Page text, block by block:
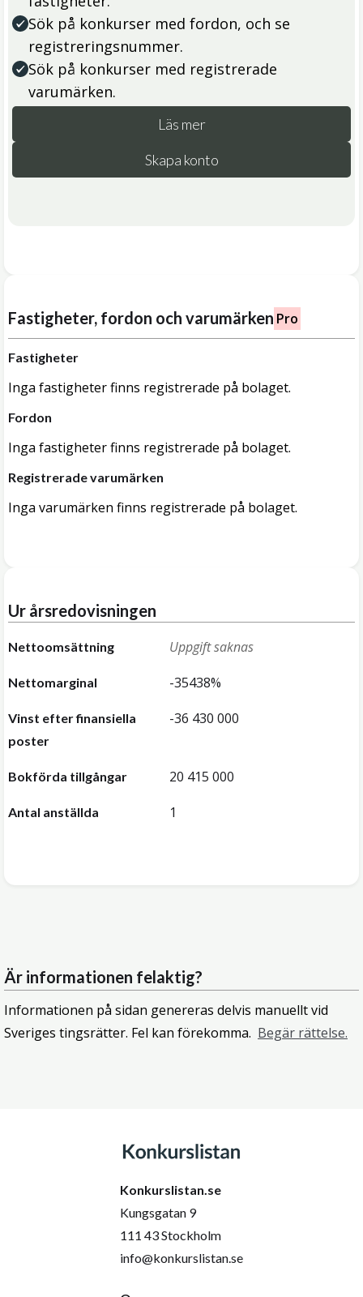
Sök på konkurser med fordon, och se
registreringsnummer.
Sök på konkurser med registrerade
varumärken.
Läs mer
Skapa konto
Fastigheter, fordon och varumärken Pro
Fastigheter
Inga fastigheter finns registrerade på bolaget.
Fordon
Inga fastigheter finns registrerade på bolaget.
Registrerade varumärken
Inga varumärken finns registrerade på bolaget.
Ur årsredovisningen
Nettoomsättning Uppgift saknas
Nettomarginal -35438%
Vinst efter finansiella
poster
-36 430 000
Bokförda tillgångar 20 415 000
Antal anställda 1
Är informationen felaktig?
Informationen på sidan genereras delvis manuellt vid
Sveriges tingsrätter. Fel kan förekomma. Begär rättelse.
Konkurslistan.se
Kungsgatan 9
111 43 Stockholm
info@konkurslistan.se